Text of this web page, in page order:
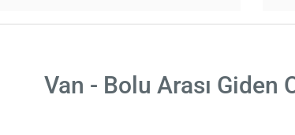
Van - Bolu Arası Giden